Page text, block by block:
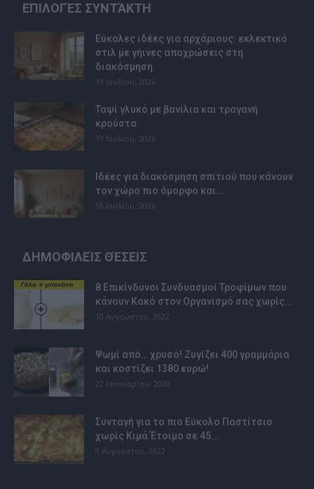
ΕΠΙΛΟΓΈΣ ΣΥΝΤΆΚΤΗ
Εύκολες ιδέες για αρχάριους: εκλεκτικό
στιλ με γήινες αποχρώσεις στη
διακόσμηση
19 Ιουλίου, 2026
Ταψί γλυκό με βανίλια και τραγανή
κρούστα
19 Ιουλίου, 2026
Ιδέες για διακόσμηση σπιτιού που κάνουν
τον χώρο πιο όμορφο και...
18 Ιουλίου, 2026
ΔΗΜΟΦΙΛΕΊΣ ΘΈΣΕΙΣ
8 Επικίνδυνοι Συνδυασμοί Τροφίμων που
κάνουν Κακό στον Οργανισμό σας χωρίς...
10 Αυγούστου, 2022
Ψωμί από… χρυσό! Ζυγίζει 400 γραμμάρια
και κοστίζει 1380 ευρώ!
22 Ιανουαρίου, 2020
Συνταγή για το πιο Εύκολο Παστίτσιο
χωρίς Κιμά Έτοιμο σε 45...
9 Αυγούστου, 2022